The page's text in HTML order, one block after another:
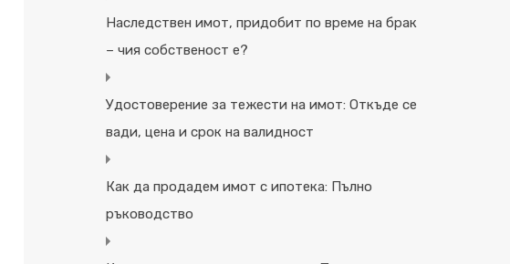
Наследствен имот, придобит по време на брак
– чия собственост е?
Удостоверение за тежести на имот: Откъде се
вади, цена и срок на валидност
Как да продадем имот с ипотека: Пълно
ръководство